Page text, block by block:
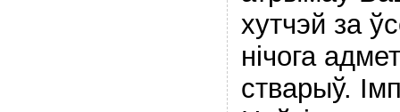
хутчэй за
нічога
стварыў.